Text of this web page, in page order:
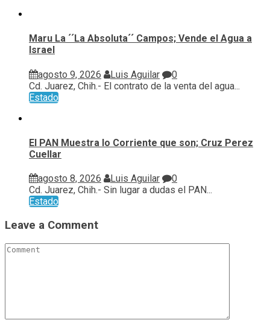
Maru La ´´La Absoluta´´ Campos; Vende el Agua a
Israel
agosto 9, 2026 Luis Aguilar
0
Cd. Juarez, Chih.- El contrato de la venta del agua...
Estado
El PAN Muestra lo Corriente que son; Cruz Perez
Cuellar
agosto 8, 2026 Luis Aguilar
0
Cd. Juarez, Chih.- Sin lugar a dudas el PAN...
Estado
Leave a Comment